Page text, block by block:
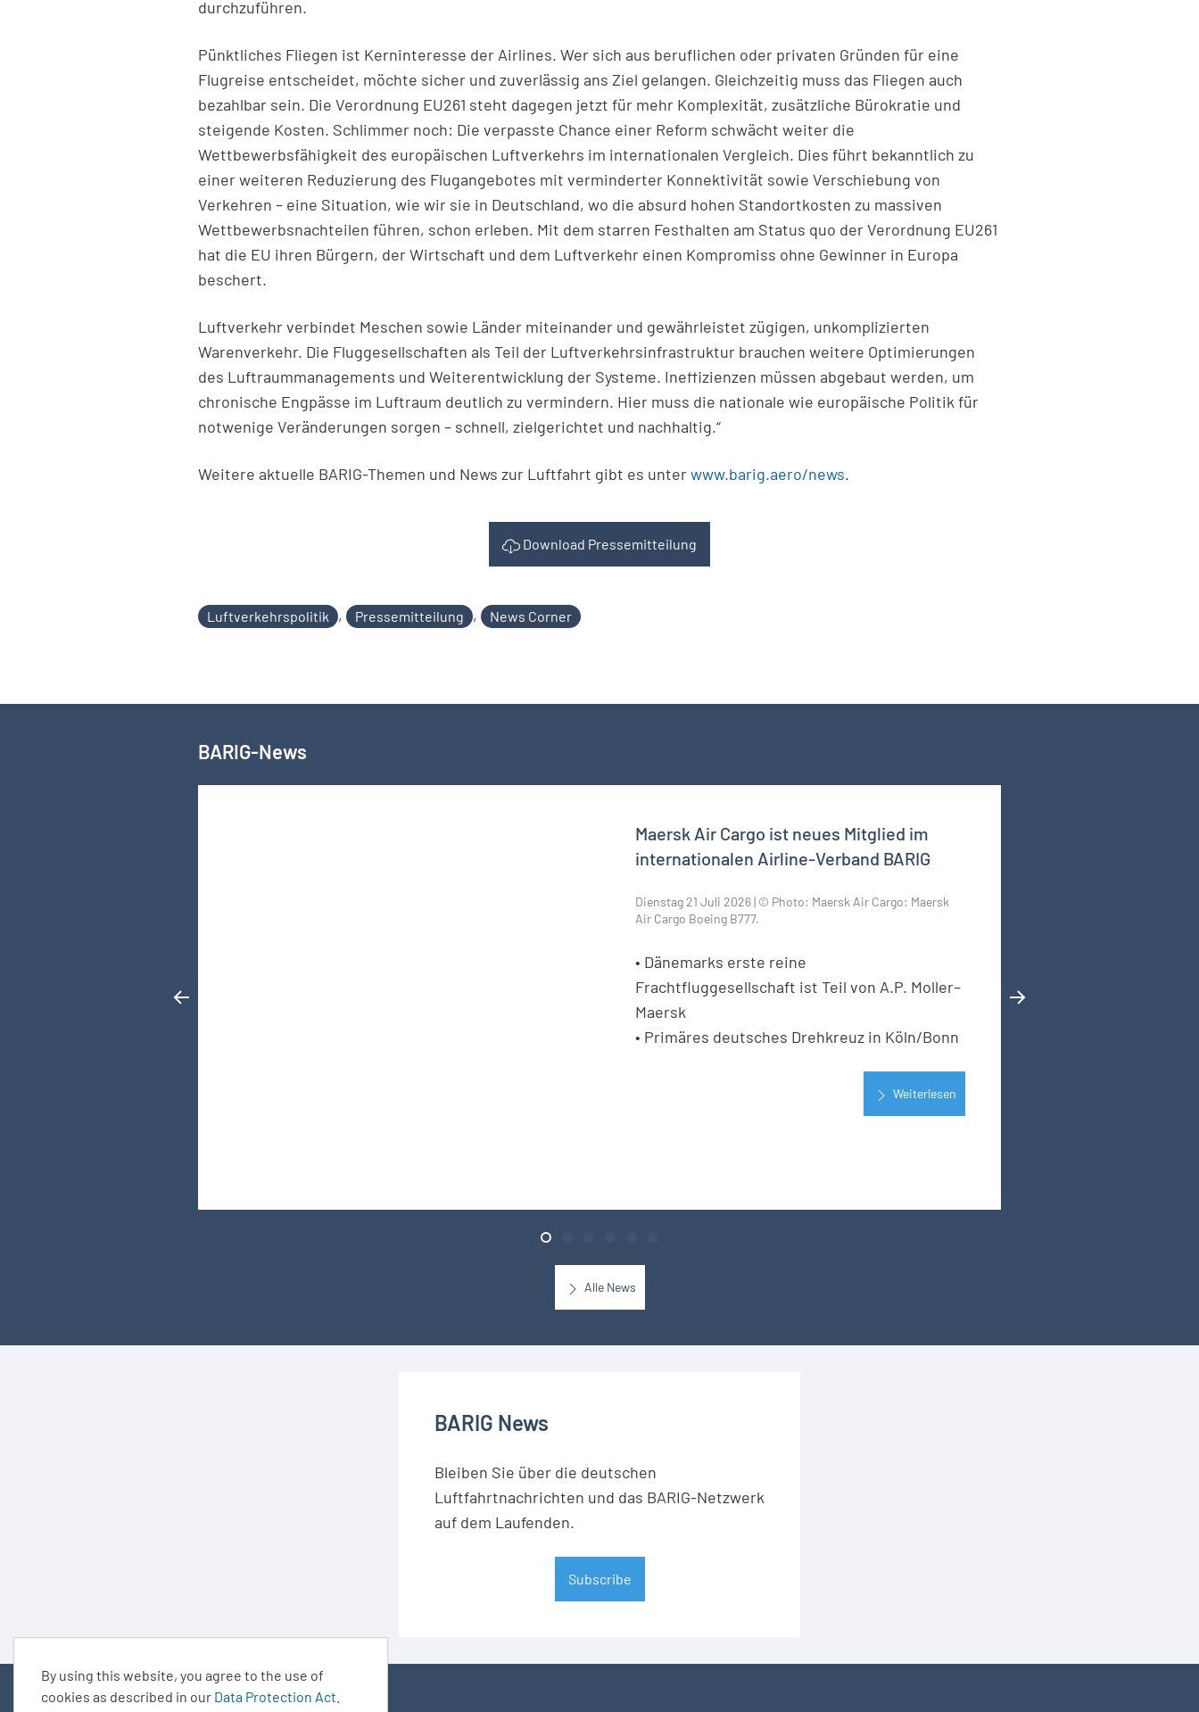
By using this website, you agree to the use of
cookies as described in our Data Protection Act
durchzuführen.
Pünktliches Fliegen ist Kerninteresse der Airlines. Wer sich aus beruflichen oder privaten Gründen für eine
Flugreise entscheidet, möchte sicher und zuverlässig ans Ziel gelangen. Gleichzeitig muss das Fliegen auch
bezahlbar sein. Die Verordnung EU261 steht dagegen jetzt für mehr Komplexität, zusätzliche Bürokratie und
steigende Kosten. Schlimmer noch: Die verpasste Chance einer Reform schwächt weiter die
Wettbewerbsfähigkeit des europäischen Luftverkehrs im internationalen Vergleich. Dies führt bekanntlich zu
einer weiteren Reduzierung des Flugangebotes mit verminderter Konnektivität sowie Verschiebung von
Verkehren – eine Situation, wie wir sie in Deutschland, wo die absurd hohen Standortkosten zu massiven
Wettbewerbsnachteilen führen, schon erleben. Mit dem starren Festhalten am Status quo der Verordnung EU261
hat die EU ihren Bürgern, der Wirtschaft und dem Luftverkehr einen Kompromiss ohne Gewinner in Europa
beschert.
Luftverkehr verbindet Meschen sowie Länder miteinander und gewährleistet zügigen, unkomplizierten
Warenverkehr. Die Fluggesellschaften als Teil der Luftverkehrsinfrastruktur brauchen weitere Optimierungen
des Luftraummanagements und Weiterentwicklung der Systeme. Ineffizienzen müssen abgebaut werden, um
chronische Engpässe im Luftraum deutlich zu vermindern. Hier muss die nationale wie europäische Politik für
notwenige Veränderungen sorgen – schnell, zielgerichtet und nachhaltig.“
Weitere aktuelle BARIG-Themen und News zur Luftfahrt gibt es unterwww.barig.aero/news.
Download Pressemitteilung
Luftverkehrspolitik , Pressemitteilung , News Corner
BARIG-News
Maersk Air Cargo ist neues Mitglied im
internationalen Airline-Verband BARIG
Dienstag 21 Juli 2026 | © Photo: Maersk Air Cargo: Maersk
Air Cargo Boeing B777.
• Dänemarks erste reine
Frachtfluggesellschaft ist Teil von A.P. Moller–
Maersk
• Primäres deutsches Drehkreuz in Köln/Bonn
Weiterlesen
Alle News
BARIG News
Bleiben Sie über die deutschen
Luftfahrtnachrichten und das BARIG-Netzwerk
auf dem Laufenden.
Subscribe